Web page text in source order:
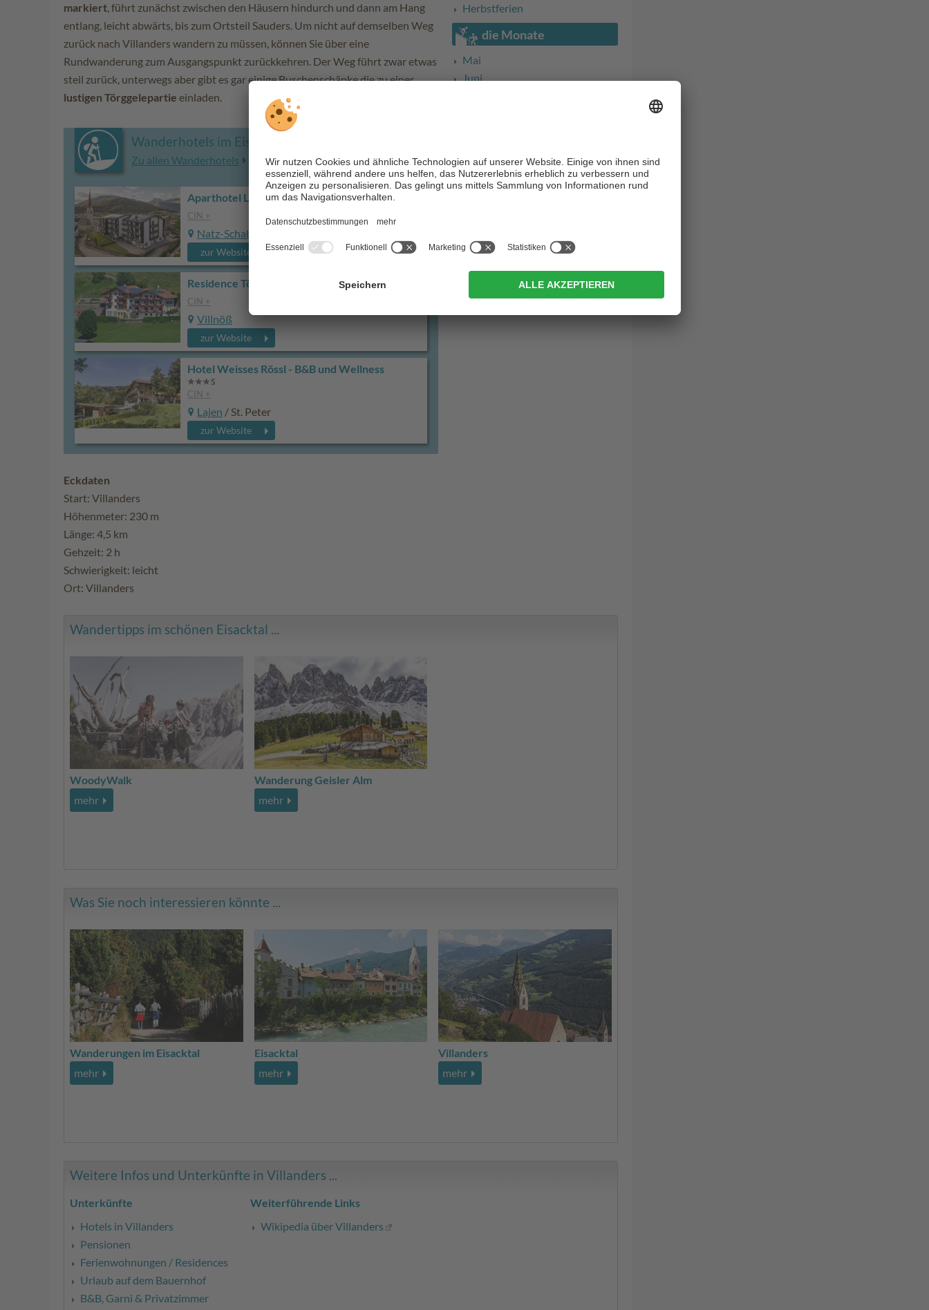
markiert, führt zunächst zwischen den Häusern hindurch und dann am Hang
entlang, leicht abwärts, bis zum Ortsteil Sauders. Um nicht auf demselben Weg
zurück nach Villanders wandern zu müssen, können Sie über eine
Rundwanderung zum Ausgangspunkt zurückkehren. Der Weg führt zwar etwas
steil zurück, unterwegs aber gibt es gar einige Buschenschänke die zu einer
lustigen Törggelepartie einladen.
Wanderhotels im Eisacktal und Umgebung
Zu allen Wanderhotels
Aparthotel Laurena
CIN +
Natz-Schabs
zur Website
Residence Töglhof
CIN +
Villnöß
zur Website
Hotel Weisses Rössl - B&B und Wellness
CIN +
Lajen / St. Peter
zur Website
Eckdaten
Start: Villanders
Höhenmeter: 230 m
Länge: 4,5 km
Gehzeit: 2 h
Schwierigkeit: leicht
Ort: Villanders
Herbstferien
die Monate
Mai
Juni
November
Dezember
Wandertipps im schönen Eisacktal ...
WoodyWalk
mehr
Wanderung Geisler Alm
mehr
Was Sie noch interessieren könnte ...
Wanderungen im Eisacktal
mehr
Eisacktal
mehr
Villanders
mehr
Weitere Infos und Unterkünfte in Villanders ...
Unterkünfte
Hotels in Villanders
Pensionen
Ferienwohnungen / Residences
Urlaub auf dem Bauernhof
B&B, Garni & Privatzimmer
Weiterführende Links
Wikipedia über Villanders